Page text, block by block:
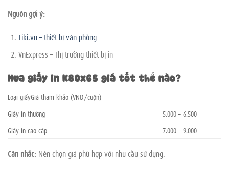
Nguồn gợi ý:
Tiki.vn – thiết bị văn phòng
VnExpress – Thị trường thiết bị in
Mua giấy in K80x65 giá tốt thế nào?
Loại giấyGiá tham khảo (VNĐ/cuộn)
Giấy in thường
5.000 – 6.500
Giấy in cao cấp
7.000 – 9.000
Cân nhắc: Nên chọn giá phù hợp với nhu cầu sử dụng.